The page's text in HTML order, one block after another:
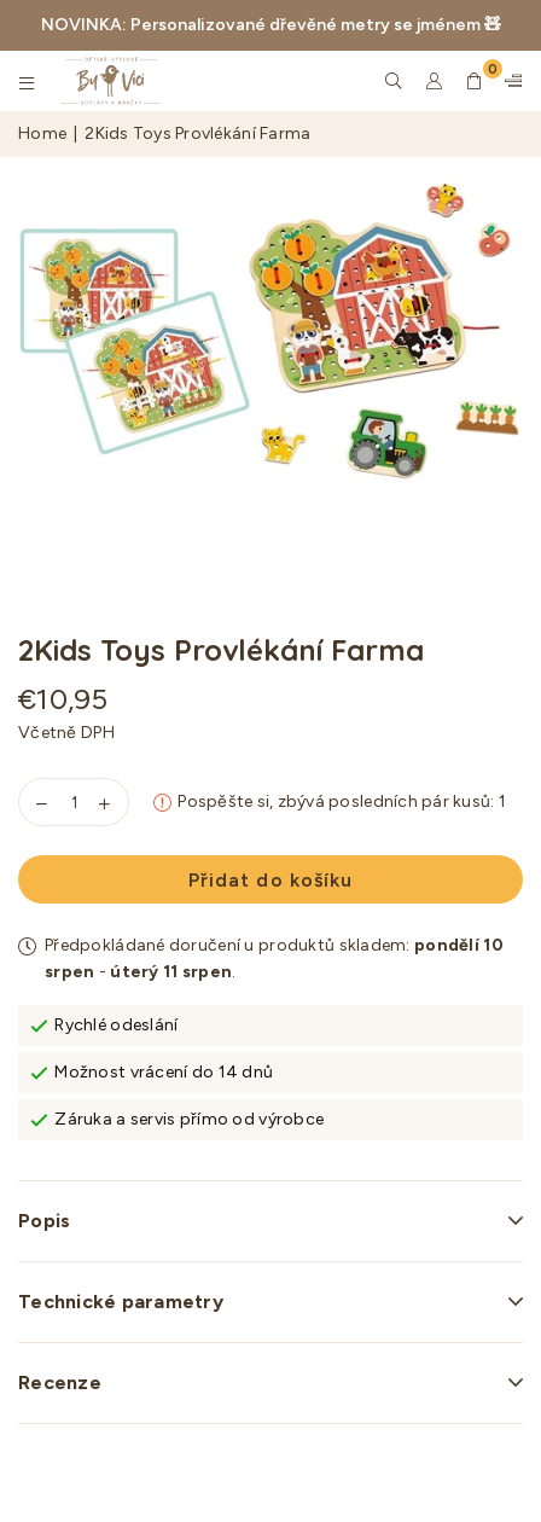
NOVINKA: Personalizované dřevěné metry se jménem 🧸
BYVICI.CZ
0
Home 2Kids Toys Provlékání Farma
2Kids Toys Provlékání Farma
Standartní
cena
€10,95
Včetně DPH
Pospěšte si, zbývá posledních pár kusů: 1
Přidat do košíku
Předpokládané doručení u produktů skladem: pondělí 10
srpen - úterý 11 srpen.
Rychlé odeslání
Možnost vrácení do 14 dnů
Záruka a servis přímo od výrobce
Popis
Technické parametry
Recenze